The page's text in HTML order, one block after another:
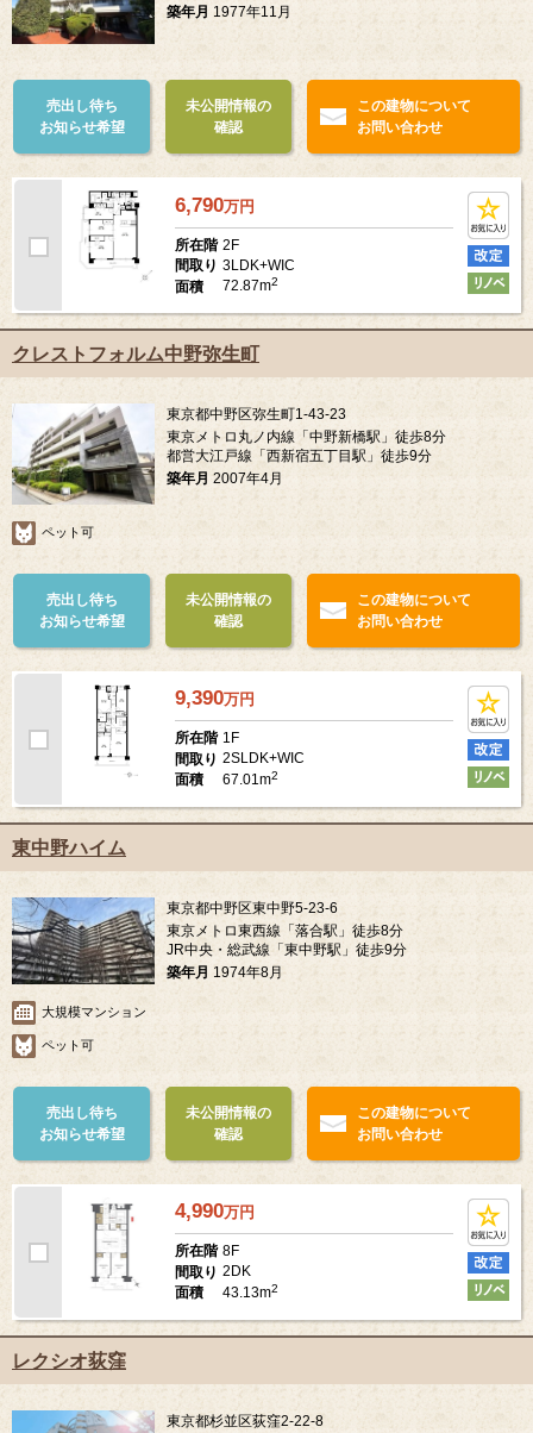
築年月 1977年11月
売出し待ち
お知らせ希望
未公開情報の
確認
この建物について
お問い合わせ
6,790万円
所在階 2F
間取り 3LDK+WIC
面積
72.87m2
クレストフォルム中野弥生町
東京都中野区弥生町1-43-23
東京メトロ丸ノ内線「中野新橋駅」徒歩8分
都営大江戸線「西新宿五丁目駅」徒歩9分
築年月 2007年4月
ペット可
売出し待ち
お知らせ希望
未公開情報の
確認
この建物について
お問い合わせ
9,390万円
所在階 1F
間取り 2SLDK+WIC
面積
67.01m2
東中野ハイム
東京都中野区東中野5-23-6
東京メトロ東西線「落合駅」徒歩8分
JR中央・総武線「東中野駅」徒歩9分
築年月 1974年8月
大規模マンション
ペット可
売出し待ち
お知らせ希望
未公開情報の
確認
この建物について
お問い合わせ
4,990万円
所在階 8F
間取り 2DK
面積
43.13m2
レクシオ荻窪
東京都杉並区荻窪2-22-8